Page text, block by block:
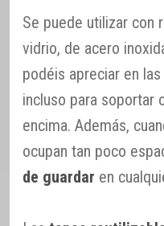
Se puede utilizar con
vidrio, de acero
podéis apreciar en
incluso para soportar
encima. Además,
ocupan tan poco
de guardar en